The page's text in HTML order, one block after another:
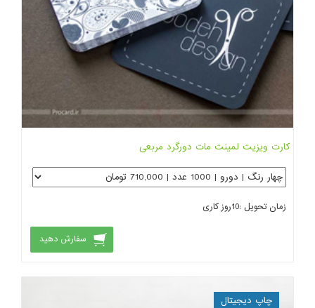
کارت ویزیت لمینت مات دورگرد مربعی
زمان تحویل :10روز کاری
سفارش دهید
چاپ دیجیتال